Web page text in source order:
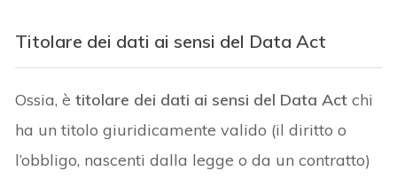
Titolare dei dati ai sensi del Data Act
Ossia, ètitolare dei dati ai sensi del Data Act chi
ha un titolo giuridicamente valido (il diritto o
l’obbligo, nascenti dalla legge o da un contratto)